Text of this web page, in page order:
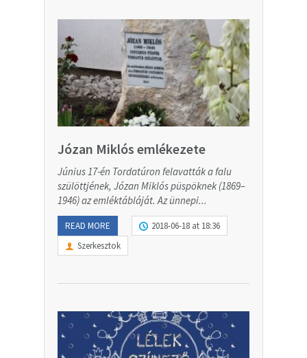
Józan Miklós emlékezete
Június 17-én Tordatúron felavatták a falu
szülöttjének, Józan Miklós püspöknek (1869–
1946) az emléktábláját. Az ünnepi...
READ MORE
2018-06-18 at 18:36
Szerkesztok